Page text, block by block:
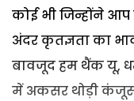
कोई भी जिन्होंने
अंदर कृतज्ञता का
बावजूद हम थैंक यू,
में अकसर थोड़ी